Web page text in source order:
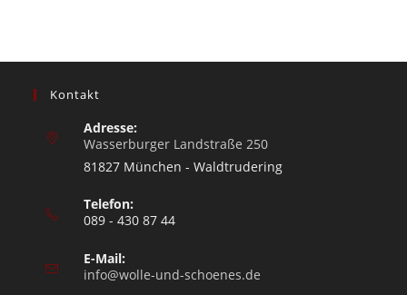
Kontakt
Adresse:
Wasserburger Landstraße 250
81827 München - Waldtrudering
Telefon:
089 - 430 87 44
E-Mail:
info@wolle-und-schoenes.de